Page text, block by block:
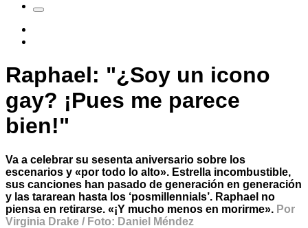
Raphael: "¿Soy un icono
gay? ¡Pues me parece
bien!"
Va a celebrar su sesenta aniversario sobre los
escenarios y «por todo lo alto». Estrella incombustible,
sus canciones han pasado de generación en generación
y las tararean hasta los ‘posmillennials’. Raphael no
piensa en retirarse. «¡Y mucho menos en morirme». Por
Virginia Drake / Foto: Daniel Méndez